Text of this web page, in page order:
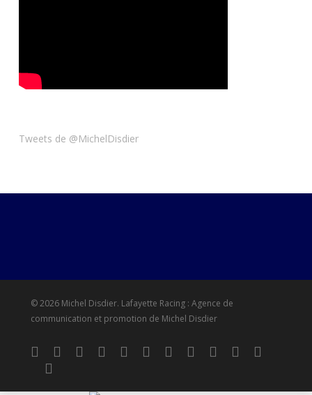
Tweets de @MichelDisdier
© 2026 Michel Disdier. Lafayette Racing : Agence de
communication et promotion de Michel Disdier
twitterx-
facebookvimeopinterestlinkedinyoutube
RSS
google-instagramsnapchat
tiktok